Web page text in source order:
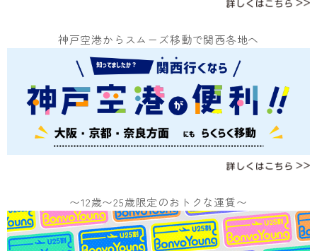
神戸空港からスムーズ移動で関西各地へ
〜12歳〜25歳限定のおトクな運賃〜